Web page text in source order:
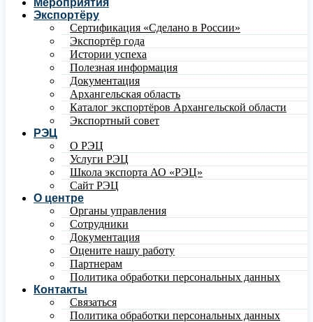
Мероприятия
Экспортёру
Сертификация «Сделано в России»
Экспортёр года
Истории успеха
Полезная информация
Документация
Архангельская область
Каталог экспортёров Архангельской области
Экспортный совет
РЭЦ
О РЭЦ
Услуги РЭЦ
Школа экспорта АО «РЭЦ»
Сайт РЭЦ
О центре
Органы управления
Сотрудники
Документация
Оцените нашу работу
Партнерам
Политика обработки персональных данных
Контакты
Связаться
Политика обработки персональных данных